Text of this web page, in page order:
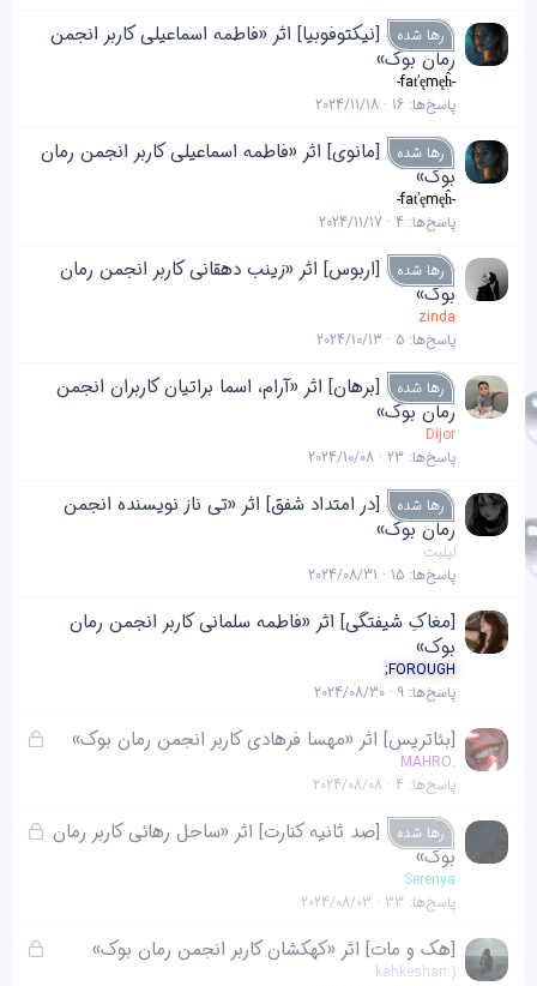
رها شده
[نیکتوفوبیا] اثر «فاطمه اسماعیلی کاربر انجمن
رمان بوک»
-faťęmęĥ-
پاسخ‌ها 16
2024/11/18
رها شده
[مانوی] اثر «فاطمه اسماعیلی کاربر انجمن رمان
بوک»
-faťęmęĥ-
پاسخ‌ها 4
2024/11/17
رها شده
[اربوس] اثر «زینب دهقانی کاربر انجمن رمان
بوک»
zinda
پاسخ‌ها 5
2024/10/13
رها شده
[برهان] اثر «آرام، اسما براتیان کاربران انجمن
رمان بوک»
Dijor
پاسخ‌ها 23
2024/10/08
رها شده
[در امتداد شفق] اثر «تی ناز نویسنده انجمن
رمان بوک»
لیلیت
پاسخ‌ها 15
2024/08/31
[مغاکِ شیفتگی] اثر «فاطمه سلمانی کاربر انجمن رمان
بوک»
;FOROUGH
پاسخ‌ها 9
2024/08/30
ق
د
[بئاتریس] اثر «مهسا فرهادی کاربر انجمن رمان بوک»
MAHRO.
پاسخ‌ها 4
2024/08/08
ق
ه
رها شده
[صد ثانیه کنارت] اثر «ساحل رهائی کاربر رمان
بوک»
Serenya
پاسخ‌ها 33
2024/08/03
ق
[هک و مات] اثر «کهکشان کاربر انجمن رمان بوک»
kahkeshan:)